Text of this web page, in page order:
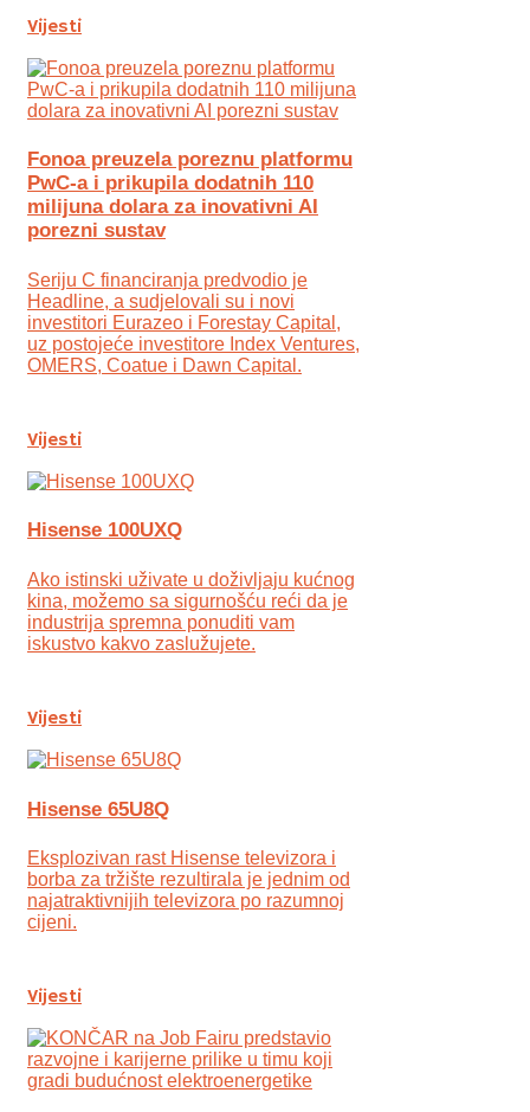
Vijesti
Fonoa preuzela poreznu platformu
PwC-a i prikupila dodatnih 110
milijuna dolara za inovativni AI
porezni sustav
Seriju C financiranja predvodio je
Headline, a sudjelovali su i novi
investitori Eurazeo i Forestay Capital,
uz postojeće investitore Index Ventures,
OMERS, Coatue i Dawn Capital.
Vijesti
Hisense 100UXQ
Ako istinski uživate u doživljaju kućnog
kina, možemo sa sigurnošću reći da je
industrija spremna ponuditi vam
iskustvo kakvo zaslužujete.
Vijesti
Hisense 65U8Q
Eksplozivan rast Hisense televizora i
borba za tržište rezultirala je jednim od
najatraktivnijih televizora po razumnoj
cijeni.
Vijesti